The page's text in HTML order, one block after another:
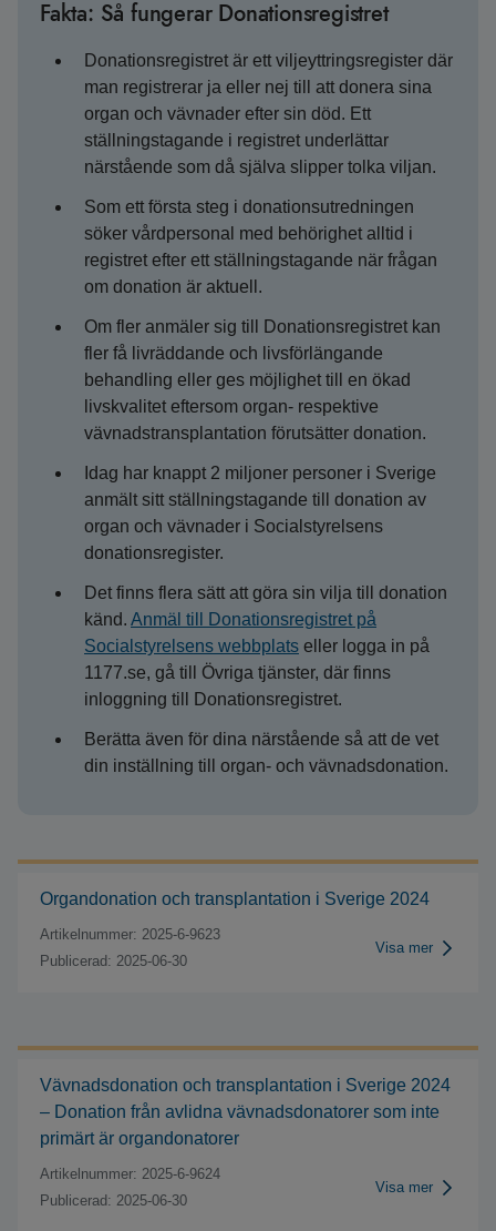
Fakta: Så fungerar Donationsregistret
Donationsregistret är ett viljeyttringsregister där
man registrerar ja eller nej till att donera sina
organ och vävnader efter sin död. Ett
ställningstagande i registret underlättar
närstående som då själva slipper tolka viljan.
Som ett första steg i donationsutredningen
söker vårdpersonal med behörighet alltid i
registret efter ett ställningstagande när frågan
om donation är aktuell.
Om fler anmäler sig till Donationsregistret kan
fler få livräddande och livsförlängande
behandling eller ges möjlighet till en ökad
livskvalitet eftersom organ- respektive
vävnadstransplantation förutsätter donation.
Idag har knappt 2 miljoner personer i Sverige
anmält sitt ställningstagande till donation av
organ och vävnader i Socialstyrelsens
donationsregister.
Det finns flera sätt att göra sin vilja till donation
känd. Anmäl till Donationsregistret på
Socialstyrelsens webbplats eller logga in på
1177.se, gå till Övriga tjänster, där finns
inloggning till Donationsregistret.
Berätta även för dina närstående så att de vet
din inställning till organ- och vävnadsdonation.
Organdonation och transplantation i Sverige 2024
Artikelnummer: 2025-6-9623
Publicerad: 2025-06-30
Visa mer
Vävnadsdonation och transplantation i Sverige 2024
– Donation från avlidna vävnadsdonatorer som inte
primärt är organdonatorer
Artikelnummer: 2025-6-9624
Publicerad: 2025-06-30
Visa mer